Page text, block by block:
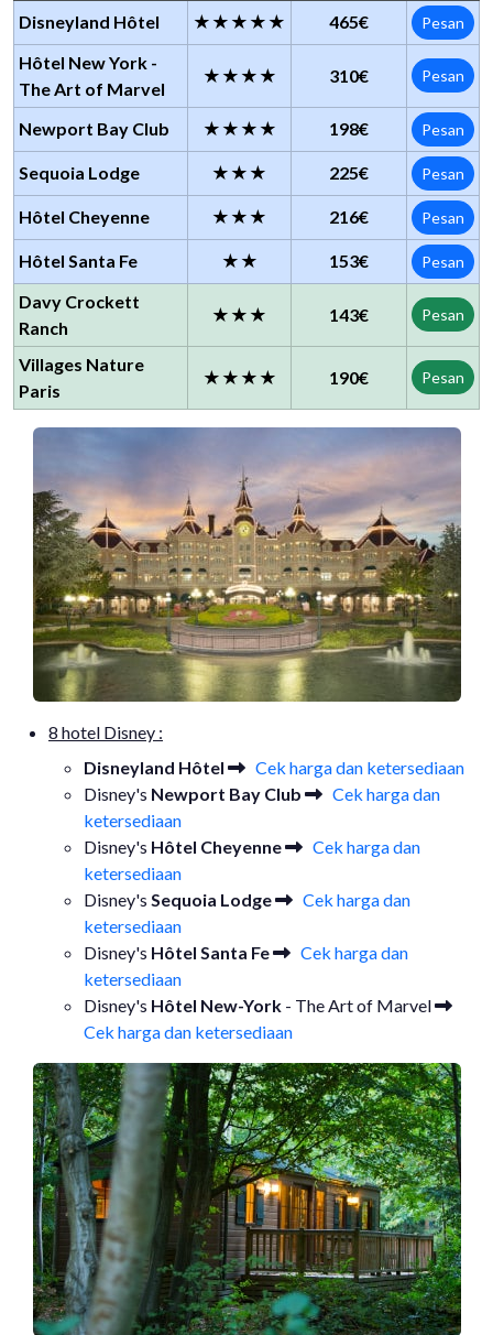
Disneyland Hôtel ★★★★★ 465€ Pesan
Hôtel New York -
The Art of Marvel
★★★★ 310€ Pesan
Newport Bay Club ★★★★ 198€ Pesan
Sequoia Lodge ★★★ 225€ Pesan
Hôtel Cheyenne ★★★ 216€ Pesan
Hôtel Santa Fe ★★ 153€ Pesan
Davy Crockett
Ranch
★★★ 143€ Pesan
Villages Nature
Paris
★★★★ 190€ Pesan
8 hotel Disney :
Disneyland Hôtel
Cek harga dan ketersediaan
Disney's Newport Bay Club
Cek harga dan
ketersediaan
Disney's Hôtel Cheyenne
Cek harga dan
ketersediaan
Disney's Sequoia Lodge
Cek harga dan
ketersediaan
Disney's Hôtel Santa Fe
Cek harga dan
ketersediaan
Disney's Hôtel New-York - The Art of Marvel
Cek harga dan ketersediaan